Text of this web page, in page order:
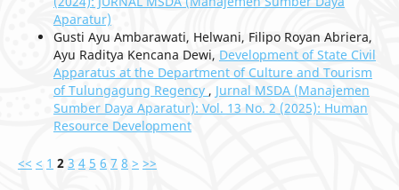
Aparatur)
Gusti Ayu Ambarawati, Helwani, Filipo Royan Abriera,
Ayu Raditya Kencana Dewi, Development of State Civil
Apparatus at the Department of Culture and Tourism
of Tulungagung Regency , Jurnal MSDA (Manajemen
Sumber Daya Aparatur): Vol. 13 No. 2 (2025): Human
Resource Development
<< < 1 2 3 4 5 6 7 8 > >>